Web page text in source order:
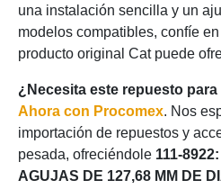
una instalación sencilla y un
modelos compatibles, confíe
producto original Cat puede
¿Necesita este repuesto
Ahora con Procomex. Nos
importación de repuestos y
pesada, ofreciéndole 111-
AGUJAS DE 127,68 MM DE